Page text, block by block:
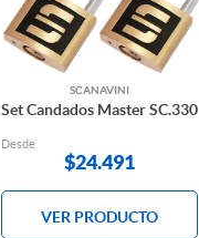
SCANAVINI
Set Candados Master SC.330
Desde
$24.491
VER PRODUCTO